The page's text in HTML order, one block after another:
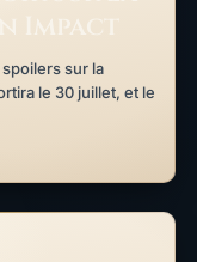
Impact
sur la
le 30 juillet, et le